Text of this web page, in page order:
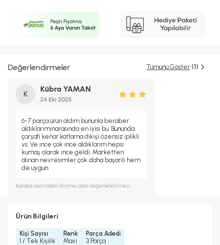
Değerlendirmeler Tümünü Göster (1)
K
Kübra YAMAN
24 Eki 2025
6-7 parça ürün aldım bununla beraber
aldıklarımınarasında en iyisi bu. Bununda
çarşafı kenar katlama dikişi özensiz iplikli
vs. Ve ince çok ince aldıklarım hepsi
kumaş olarak ince geldi. Marketten
alınan nevresimler çok daha başarılı hem
de uygun.
Karaca üzerinden alınmış ürün değerlendirmesi.
Ürün Bilgileri
Kişi Sayısı
1 / Tek Kişilik
Renk
Mavi
Parça Adedi
3 Parça